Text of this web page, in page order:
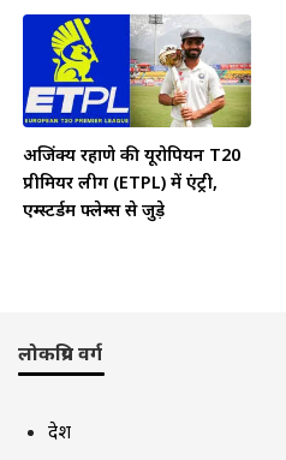
अजिंक्य रहाणे की यूरोपियन T20
प्रीमियर लीग (ETPL) में एंट्री,
एम्स्टर्डम फ्लेम्स से जुड़े
लोकप्रिय वर्ग
देश